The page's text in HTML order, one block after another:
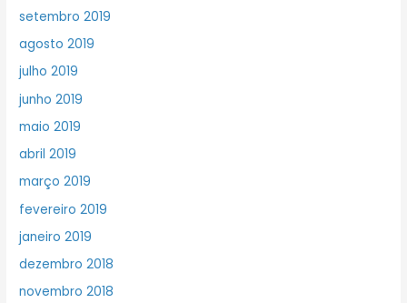
setembro 2019
agosto 2019
julho 2019
junho 2019
maio 2019
abril 2019
março 2019
fevereiro 2019
janeiro 2019
dezembro 2018
novembro 2018